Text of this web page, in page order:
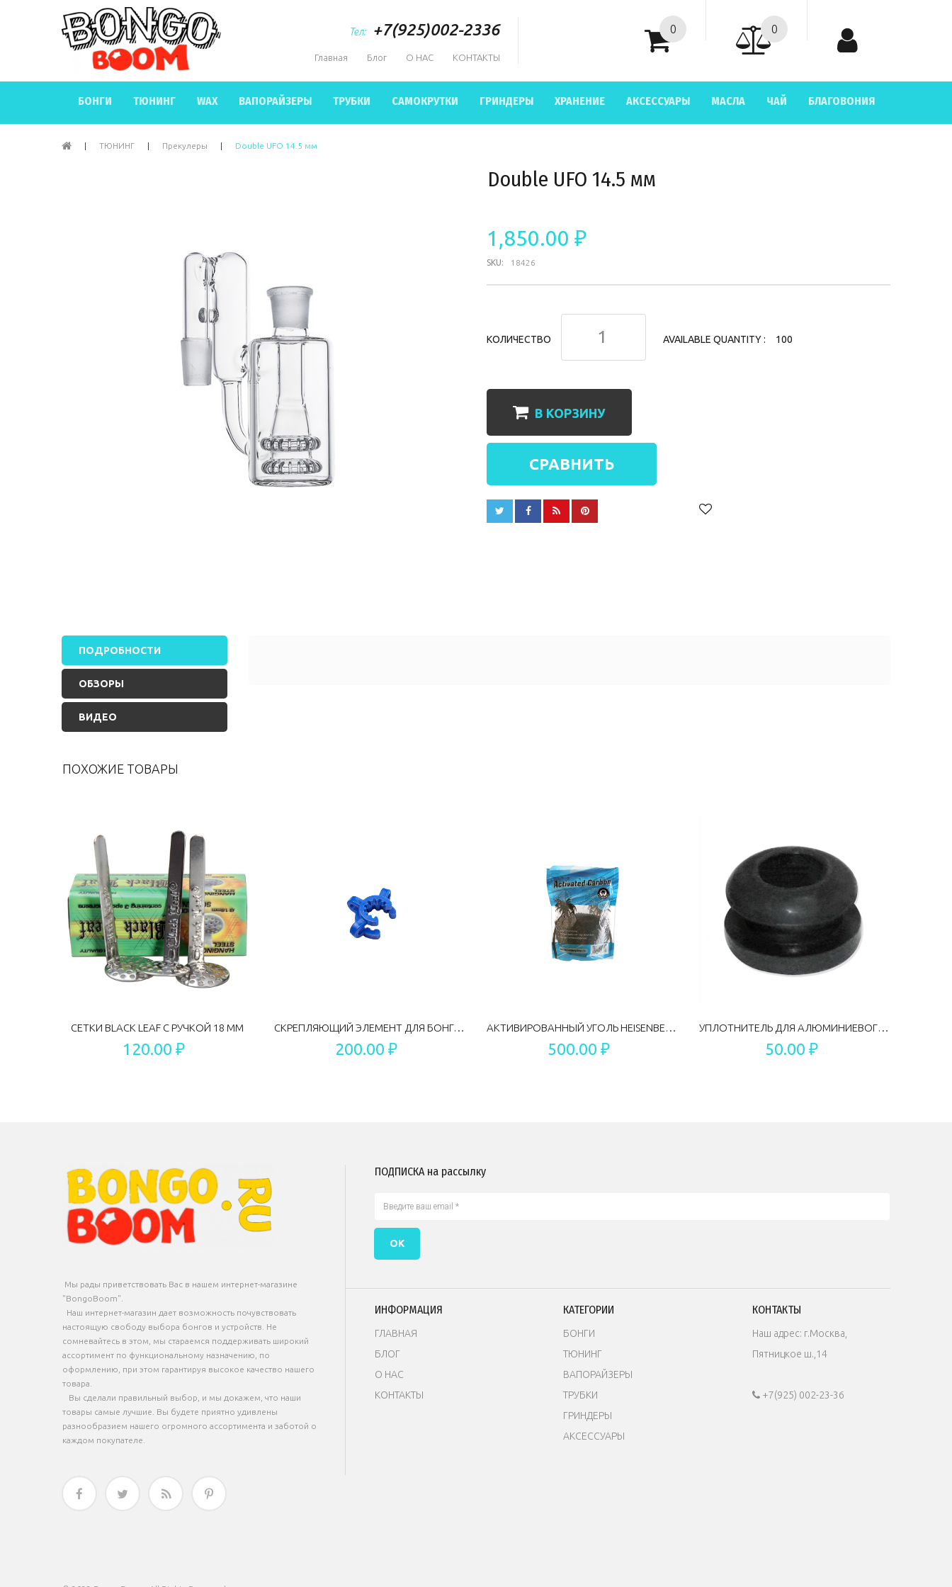
Тел: +7(925)002-2336
Главная Блог О НАС КОНТАКТЫ
0 0
БОНГИ ТЮНИНГ WAX ВАПОРАЙЗЕРЫ ТРУБКИ САМОКРУТКИ ГРИНДЕРЫ ХРАНЕНИЕ АКСЕССУАРЫ МАСЛА ЧАЙ БЛАГОВОНИЯ
| ТЮНИНГ | Прекулеры | Double UFO 14.5 мм
Double UFO 14.5 мм
1,850.00 ₽
SKU: 18426
КОЛИЧЕСТВО AVAILABLE QUANTITY : 100
В КОРЗИНУ
СРАВНИТЬ
   
ПОДРОБНОСТИ
ОБЗОРЫ
ВИДЕО
ПОХОЖИЕ ТОВАРЫ
СЕТКИ BLACK LEAF С РУЧКОЙ 18 ММ
120.00 ₽
СКРЕПЛЯЮЩИЙ ЭЛЕМЕНТ ДЛЯ БОНГА MIX COLOR 14.5 ММ
200.00 ₽
АКТИВИРОВАННЫЙ УГОЛЬ HEISENBERG 150 Г
500.00 ₽
УПЛОТНИТЕЛЬ ДЛЯ АЛЮМИНИЕВОГО ШЛИФА V3
50.00 ₽
Мы рады приветствовать Вас в нашем интернет-магазине
"BongoBoom".
Наш интернет-магазин дает возможность почувствовать
настоящую свободу выбора бонгов и устройств. Не
сомневайтесь в этом, мы стараемся поддерживать широкий
ассортимент по функциональному назначению, по
оформлению, при этом гарантируя высокое качество нашего
товара.
Вы сделали правильный выбор, и мы докажем, что наши
товары самые лучшие. Вы будете приятно удивлены
разнообразием нашего огромного ассортимента и заботой о
каждом покупателе.
   
ПОДПИСКА на рассылку
ОК
ИНФОРМАЦИЯ
ГЛАВНАЯ
БЛОГ
О НАС
КОНТАКТЫ
КАТЕГОРИИ
БОНГИ
ТЮНИНГ
ВАПОРАЙЗЕРЫ
ТРУБКИ
ГРИНДЕРЫ
АКСЕССУАРЫ
КОНТАКТЫ
Наш адрес: г.Москва,
Пятницкое ш.,14
+7(925) 002-23-36